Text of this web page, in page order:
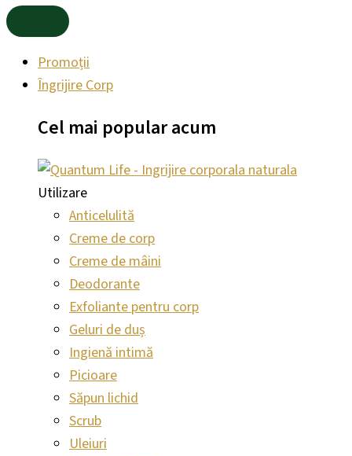
Promoții
Îngrijire Corp
Cel mai popularacum
Utilizare
Anticelulită
Creme de corp
Creme de mâini
Deodorante
Exfoliante pentru corp
Geluri de duș
Ingienă intimă
Picioare
Săpun lichid
Scrub
Uleiuri